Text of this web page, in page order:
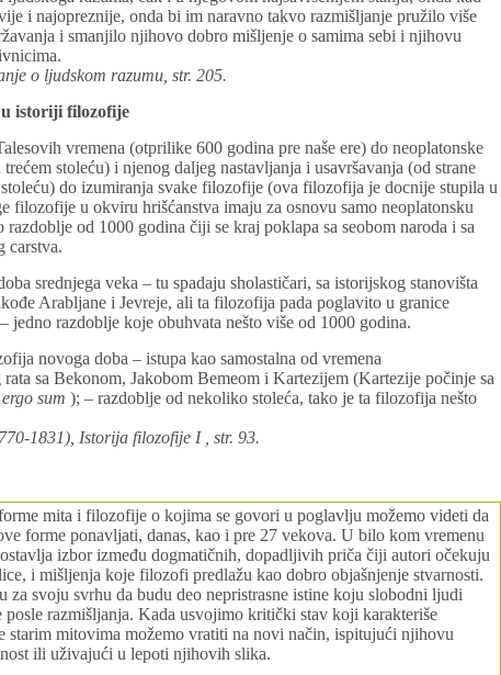
i najopreznije, onda bi im naravno takvo razmišljanje pružilo više
i smanjilo njihovo dobro mišljenje o samima sebi i njihovu
o ljudskom razumu, str. 205.
istoriji filozofije
vremena (otprilike 600 godina pre naše ere) do neoplatonske
stoleću) i njenog daljeg nastavljanja i usavršavanja (od strane
do izumiranja svake filozofije (ova filozofija je docnije stupila u
filozofije u okviru hrišćanstva imaju za osnovu samo neoplatonsku
od 1000 godina čiji se kraj poklapa sa seobom naroda i sa
carstva.
srednjega veka – tu spadaju sholastičari, sa istorijskog stanovišta
Arabljane i Jevreje, ali ta filozofija pada poglavito u granice
jedno razdoblje koje obuhvata nešto više od 1000 godina.
novoga doba – istupa kao samostalna od vremena
rata sa Bekonom, Jakobom Bemeom i Kartezijem (Kartezije počinje sa
sum ); – razdoblje od nekoliko stoleća, tako je ta filozofija nešto
1831), Istorija filozofije I , str. 93.
mita i filozofije o kojima se govori u poglavlju možemo videti da
forme ponavljati, danas, kao i pre 27 vekova. U bilo kom vremenu
izbor između dogmatičnih, dopadljivih priča čiji autori očekuju
i mišljenja koje filozofi predlažu kao dobro objašnjenje stvarnosti.
za svoju svrhu da budu deo nepristrasne istine koju slobodni ljudi
posle razmišljanja. Kada usvojimo kritički stav koji karakteriše
starim mitovima možemo vratiti na novi način, ispitujući njihovu
ili uživajući u lepoti njihovih slika.